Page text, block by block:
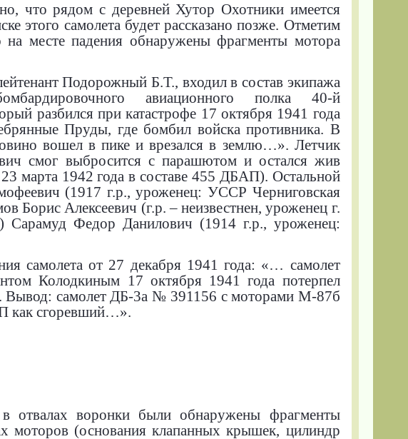
что рядом с деревней Хутор Охотники имеется
этого самолета будет рассказано позже. Отметим
месте падения обнаружены фрагменты мотора
Подорожный Б.Т., входил в состав экипажа
авиационного полка 40-й
разбился при катастрофе 17 октября 1941 года
Пруды, где бомбил войска противника. В
вошел в пике и врезался в землю…». Летчик
смог выбросится с парашютом и остался жив
марта 1942 года в составе 455 ДБАП). Остальной
(1917 г.р., уроженец: УССР Черниговская
Борис Алексеевич (г.р. – неизвестнен, уроженец г.
Сарамуд Федор Данилович (1914 г.р., уроженец:
самолета от 27 декабря 1941 года: «… самолет
Колодкиным 17 октября 1941 года потерпел
Вывод: самолет ДБ-3а № 391156 с моторами М-87б
как сгоревший…».
отвалах воронки были обнаружены фрагменты
моторов (основания клапанных крышек, цилиндр